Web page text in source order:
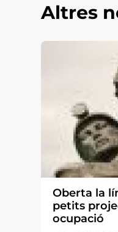
Altres
Oberta la
petits
ocupació